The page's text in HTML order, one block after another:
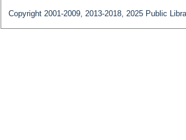
Copyright 2001-2009, 2013-2018, 2025 Public